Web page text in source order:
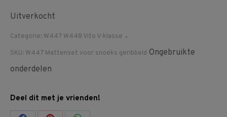
Uitverkocht
Categorie: W447 W448 Vito V-klasse
SKU: W447 Mattenset voor snoeks geribbeld Ongebruikte
onderdelen
Deel dit met je vrienden!